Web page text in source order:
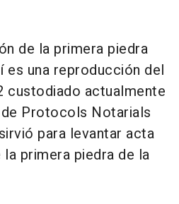
de la primera piedra
es una reproducción del
custodiado actualmente
Protocols Notarials
para levantar acta
primera piedra de la